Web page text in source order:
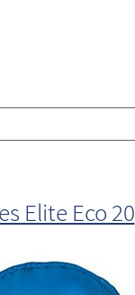
Elite Eco 20